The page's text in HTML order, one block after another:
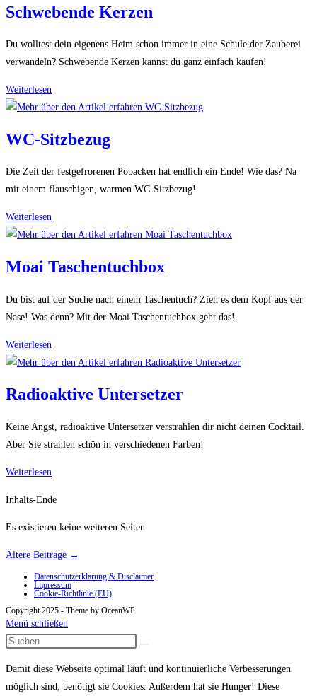
Schwebende Kerzen
Du wolltest dein eigenens Heim schon immer in eine Schule der Zauberei
verwandeln? Schwebende Kerzen kannst du ganz einfach kaufen!
Weiterlesen
Kerzen
WC-Sitzbezug
Die Zeit der festgefrorenen Pobacken hat endlich ein Ende! Wie das? Na
mit einem flauschigen, warmen WC-Sitzbezug!
Weiterlesen
Sitzbezug
Moai Taschentuchbox
Du bist auf der Suche nach einem Taschentuch? Zieh es dem Kopf aus der
Nase! Was denn? Mit der Moai Taschentuchbox geht das!
Weiterlesen
Taschentuchbox
Radioaktive Untersetzer
Keine Angst, radioaktive Untersetzer verstrahlen dir nicht deinen Cocktail.
Aber Sie strahlen schön in verschiedenen Farben!
Weiterlesen
Inhalts-Ende
Es existieren keine weiteren Seiten
Ältere Beiträge →
Datenschutzerklärung & Disclaimer
Impressum
Cookie-Richtlinie (EU)
Copyright 2025 - Theme by OceanWP
Menü schließen
Damit diese Webseite optimal läuft und kontinuierliche Verbesserungen
möglich sind, benötigt sie Cookies. Außerdem hat sie Hunger! Diese